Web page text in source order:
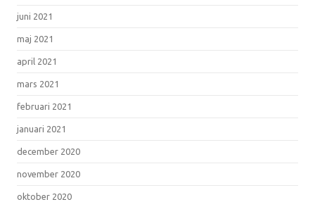
juni 2021
maj 2021
april 2021
mars 2021
februari 2021
januari 2021
december 2020
november 2020
oktober 2020